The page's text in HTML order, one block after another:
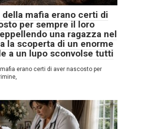
della mafia erano certi di
per sempre il loro
una ragazza nel
la scoperta di un enorme
a un lupo sconvolse tutti
erano certi di aver nascosto per